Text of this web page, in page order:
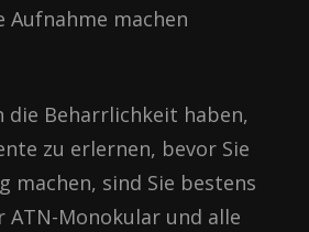
Aufnahme machen
die Beharrlichkeit haben,
zu erlernen, bevor Sie
machen, sind Sie bestens
Monokular und alle